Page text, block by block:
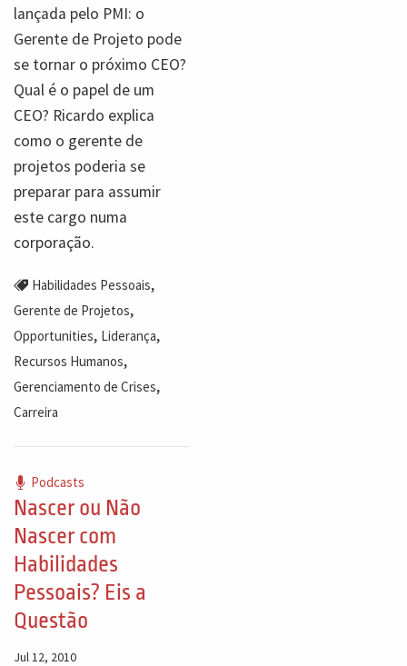
lançada pelo PMI: o
Gerente de Projeto pode
se tornar o próximo CEO?
Qual é o papel de um
CEO? Ricardo explica
como o gerente de
projetos poderia se
preparar para assumir
este cargo numa
corporação.
Habilidades Pessoais,
Gerente de Projetos,
Opportunities, Liderança,
Recursos Humanos,
Gerenciamento de Crises,
Carreira
Podcasts
Nascer ou Não
Nascer com
Habilidades
Pessoais? Eis a
Questão
Jul 12, 2010